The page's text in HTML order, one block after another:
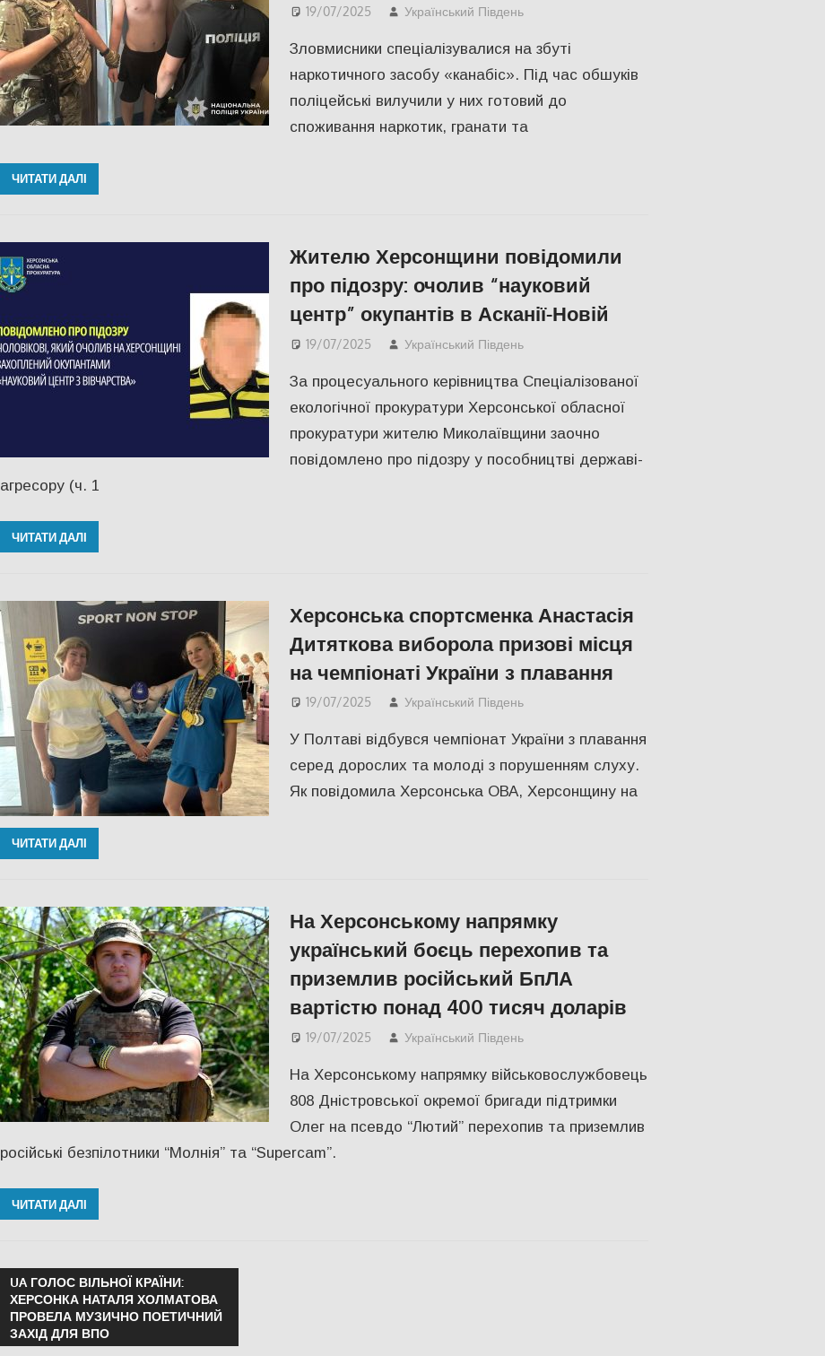
19/07/2025 Український Південь
Зловмисники спеціалізувалися на збуті
наркотичного засобу «канабіс». Під час обшуків
поліцейські вилучили у них готовий до
споживання наркотик, гранати та
ЧИТАТИ ДАЛІ
Жителю Херсонщини повідомили
про підозру: очолив “науковий
центр” окупантів в Асканії-Новій
19/07/2025 Український Південь
За процесуального керівництва Спеціалізованої
екологічної прокуратури Херсонської обласної
прокуратури жителю Миколаївщини заочно
повідомлено про підозру у пособництві державі-
агресору (ч. 1
ЧИТАТИ ДАЛІ
Херсонська спортсменка Анастасія
Дитяткова виборола призові місця
на чемпіонаті України з плавання
19/07/2025 Український Південь
У Полтаві відбувся чемпіонат України з плавання
серед дорослих та молоді з порушенням слуху.
Як повідомила Херсонська ОВА, Херсонщину на
ЧИТАТИ ДАЛІ
На Херсонському напрямку
український боєць перехопив та
приземлив російський БпЛА
вартістю понад 400 тисяч доларів
19/07/2025 Український Південь
На Херсонському напрямку військовослужбовець
808 Дністровської окремої бригади підтримки
Олег на псевдо “Лютий” перехопив та приземлив
російські безпілотники “Молнія” та “Supercam”.
ЧИТАТИ ДАЛІ
UA ГОЛОС ВІЛЬНОЇ КРАЇНИ:
ХЕРСОНКА НАТАЛЯ ХОЛМАТОВА
ПРОВЕЛА МУЗИЧНО ПОЕТИЧНИЙ
ЗАХІД ДЛЯ ВПО